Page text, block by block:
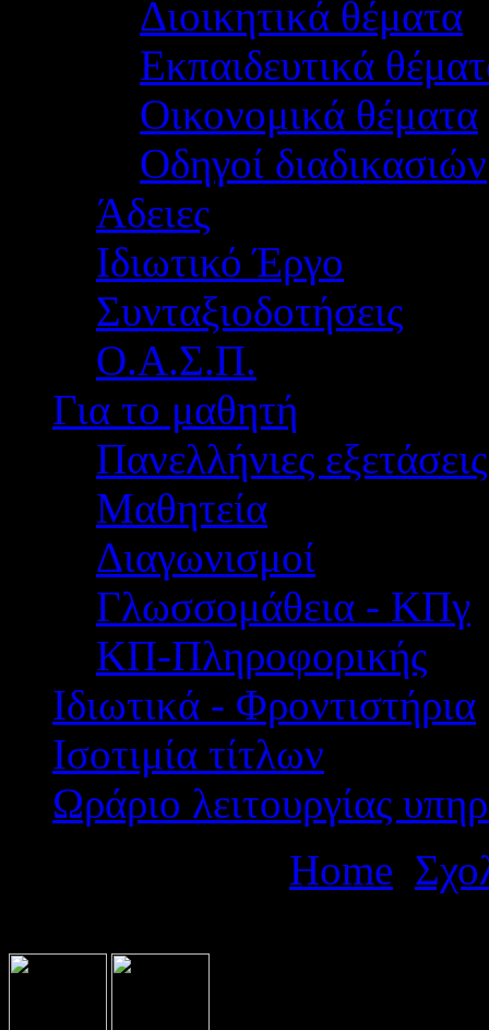
Διοικητικά θέματα
Εκπαιδευτικά
Οικονομικά θέματα
Οδηγοί διαδικασιών
Άδειες
Ιδιωτικό Έργο
Συνταξιοδοτήσεις
Ο.Α.Σ.Π.
Για το μαθητή
Πανελλήνιες εξετάσεις
Μαθητεία
Διαγωνισμοί
Γλωσσομάθεια - ΚΠγ
ΚΠ-Πληροφορικής
Ιδιωτικά - Φροντιστήρια
Ισοτιμία τίτλων
Ωράριο λειτουργίας
Home